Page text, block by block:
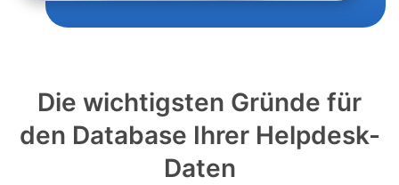
Die wichtigsten Gründe für
den Database Ihrer Helpdesk-
Daten